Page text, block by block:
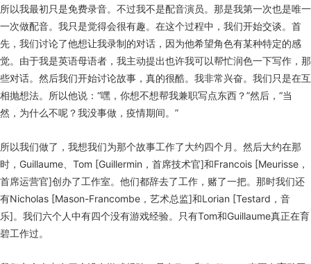
所以我最初只是免费录音。不过我不是配音演员。那是我第一次也是唯一
一次做配音。我只是觉得会很有趣。在这个过程中，我们开始交谈。首
先，我们讨论了他想让我录制的对话，因为他希望角色有某种特定的感
觉。由于我是英语母语者，我主动提出也许我可以帮忙润色一下写作，那
些对话。然后我们开始讨论故事，真的很酷。我非常兴奋。我们只是在互
相抛想法。所以他说：“嘿，你想不想帮我兼职写点东西？”然后，“当
然，为什么不呢？我没事做，疫情期间。”
所以我们做了，我想我们为那个故事工作了大约四个月。然后大约在那
时，Guillaume、Tom [Guillermin，首席技术官]和Francois [Meurisse，
首席运营官]创办了工作室。他们都辞去了工作，赌了一把。那时我们还
有Nicholas [Mason-Francombe，艺术总监]和Lorian [Testard，音
乐]。我们六个人中有四个没有游戏经验。只有Tom和Guillaume真正在育
碧工作过。